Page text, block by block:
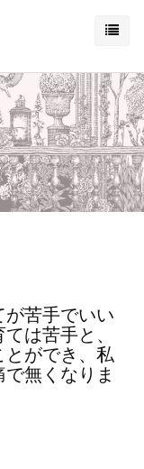
が苦手でいい
は苦手と、
ができ、私
無くなりま